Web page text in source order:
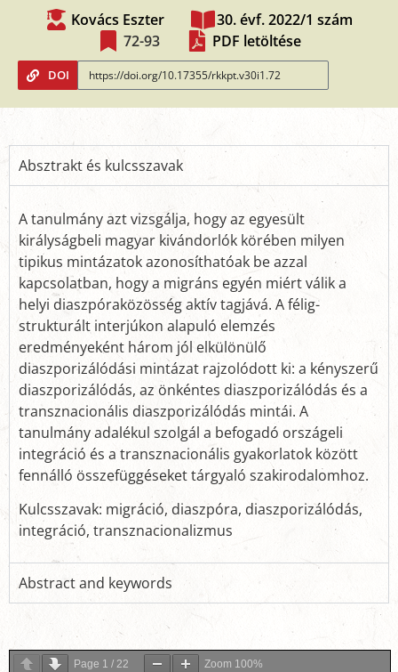
Kovács Eszter
30. évf. 2022/1 szám
72-93
PDF letöltése
DOI
Absztrakt és kulcsszavak
A tanulmány azt vizsgálja, hogy az egyesült
királyságbeli magyar kivándorlók körében milyen
tipikus mintázatok azonosíthatóak be azzal
kapcsolatban, hogy a migráns egyén miért válik a
helyi diaszpóraközösség aktív tagjává. A félig-
strukturált interjúkon alapuló elemzés
eredményeként három jól elkülönülő
diaszporizálódási mintázat rajzolódott ki: a kényszerű
diaszporizálódás, az önkéntes diaszporizálódás és a
transznacionális diaszporizálódás mintái. A
tanulmány adalékul szolgál a befogadó országeli
integráció és a transznacionális gyakorlatok között
fennálló összefüggéseket tárgyaló szakirodalomhoz.
Kulcsszavak: migráció, diaszpóra, diaszporizálódás,
integráció, transznacionalizmus
Abstract and keywords
Page 1 / 22 Zoom 100%